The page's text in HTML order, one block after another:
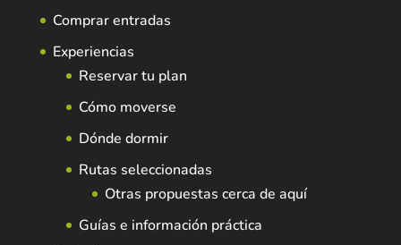
Comprar entradas
Experiencias
Reservar tu plan
Cómo moverse
Dónde dormir
Rutas seleccionadas
Otras propuestas cerca de aquí
Guías e información práctica